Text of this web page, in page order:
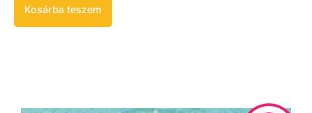
Kosárba teszem